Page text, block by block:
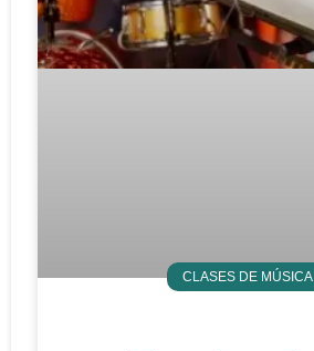
CLASES DE MÚSICA